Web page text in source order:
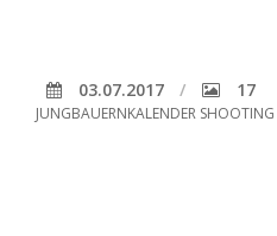
03.07.2017 17
JUNGBAUERNKALENDER